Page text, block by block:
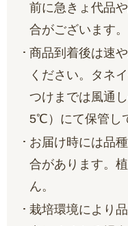
前に急きょ代品
合がございます。
商品到着後は速
ください。タネ
つけまでは風通
5℃）にて保管し
お届け時には品
合があります。
ん。
栽培環境により